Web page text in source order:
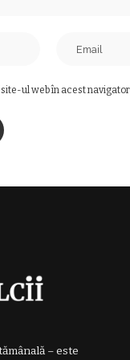
ul web în acest
– este